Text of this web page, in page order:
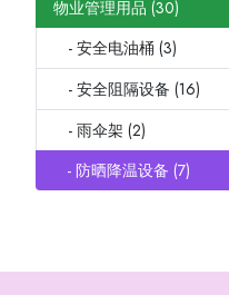
物业管理用品 (30)
- 安全电油桶 (3)
- 安全阻隔设备 (16)
- 雨伞架 (2)
- 防晒降温设备 (7)